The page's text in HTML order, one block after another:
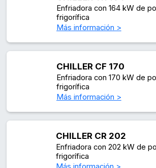
Enfriadora con 164 kW de
frigorífica
Más información >
CHILLER CF 170
Enfriadora con 170 kW de
frigorífica
Más información >
CHILLER CR 202
Enfriadora con 202 kW de
frigorífica